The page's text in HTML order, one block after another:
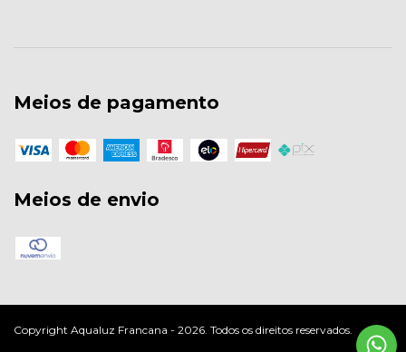
Meios de pagamento
Meios de envio
Copyright Aqualuz Francana - 2026. Todos os direitos reservados.